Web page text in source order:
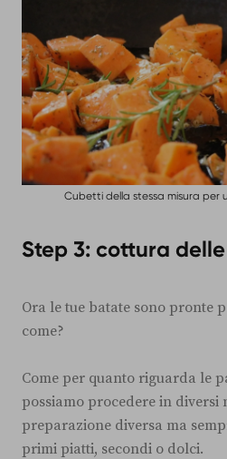
Cubetti della stessa misura
Step 3: cottura
Ora le tue batate sono pronte
come?
Come per quanto riguarda le
possiamo procedere in diversi
preparazione diversa ma
primi piatti, secondi o dolci.